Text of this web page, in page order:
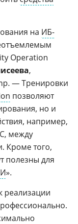
на ИБ-
Operation
,
— Тренировки
позволяют
но и
например,
между
Кроме того,
полезны для
».
реализации